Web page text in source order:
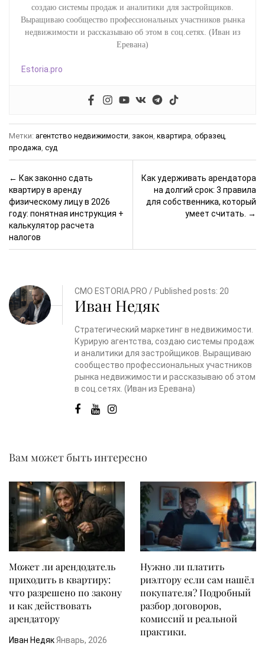
создаю системы продаж и аналитики для застройщиков.
Выращиваю сообщество профессиональных участников рынка
недвижимости и рассказываю об этом в соц.сетях. (Иван из
Еревана)
Estoria.pro
Метки: агентство недвижимости, закон, квартира, образец,
продажа, суд
Post navigation
← Как законно сдать
квартиру в аренду
физическому лицу в 2026
году: понятная инструкция +
калькулятор расчета
налогов
Как удерживать арендатора
на долгий срок: 3 правила
для собственника, который
умеет считать. →
CMO ESTORIA.PRO / Published posts: 20
Иван Недяк
Стратегический маркетинг в недвижимости.
Курирую агентства, создаю системы продаж
и аналитики для застройщиков. Выращиваю
сообщество профессиональных участников
рынка недвижимости и рассказываю об этом
в соц.сетях. (Иван из Еревана)
Вам может быть интересно
Может ли арендодатель
приходить в квартиру:
что разрешено по закону
и как действовать
арендатору
Иван НедякЯнварь, 2026
Нужно ли платить
риэлтору если сам нашёл
покупателя? Подробный
разбор договоров,
комиссий и реальной
практики.